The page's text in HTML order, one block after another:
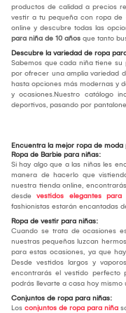
productos de calidad a precios
vestir a tu pequeña con ropa de
online y descubre todas las
para niña de 10 años que tanto
Descubre la variedad de ropa
Sabemos que cada niña tiene su
por ofrecer una amplia variedad
hasta opciones más modernas y
y ocasiones.Nuestro catálogo
deportivos, pasando por
Encuentra la mejor ropa de moda
Ropa de Barbie para niñas:
Si hay algo que a las niñas les
manera de hacerlo que
nuestra tienda online,
desde vestidos elegantes para
fashionistas estarán encantadas
Ropa de vestir para niñas:
Cuando se trata de ocasiones
nuestras pequeñas luzcan
para estas ocasiones, ya que
Desde vestidos largos y
encontrarás el vestido perfecto
podrás llevarte a casa hoy mismo
Conjuntos de ropa para niñas:
Los conjuntos de ropa para niña